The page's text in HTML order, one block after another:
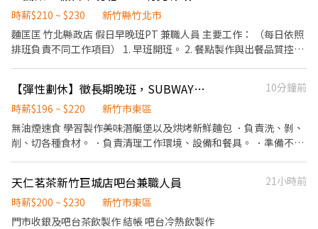
依照人力需求排班。 11.接受團隊工作、注重整潔/美味餐食。 12.激
勵獎金、享受美味供餐。 無經驗可，著重在有衛生觀念、耐心、細
心，不怕餐飲及繁複工作。 詳細可面談討論，誠懇招募喜歡餐飲工
時薪$210 ~ $230
新竹縣竹北市
麵匡匡 竹北縣政店 假日早晚班PT 兼職人員 主要工作： （每日依照
排班負責不同工作項目） 1. 早班開班。 2. 餐點製作與出餐品質控
飲銷售及顧客服務。 8. 結帳、收銀等工作。 9. 環境衛生維護及食品
安全管理。 10.依照人力需求排班。 11.接受團隊工作、注重整潔/美
味餐食。 12.激勵獎金、享受美味供餐。 無經驗可，著重在有衛生
觀念、耐心、細心，不怕餐飲及繁複工作。 詳細可面談討論，誠懇
【彈性劃休】徵長期晚班，SUBWAY新竹東門店
10分鐘前
時薪$196 ~ $220
新竹市東區
無油煙速食 學習製作美味潛艇堡以及烘烤新鮮麵包 ．負責洗、剝、
削、切各種食材。 ．負責清理工作環境、設備和餐具。 ．準備不同
少半年以上 #上班時間可面試時再做調整，系統只能顯示三個時間 #
也可固定班別、週休二日、都可面談討論 #薪水會再依能力調漲 #晚
班最早下班時間21最晚22:30 #晚班最早上班時間13最晚17:00 以上
天仁茗茶新竹巨城店吧台兼職人員
21小時前
時薪$200 ~ $230
新竹市東區
門市收銀及吧台茶飲製作 結帳 吧台冷熱飲製作